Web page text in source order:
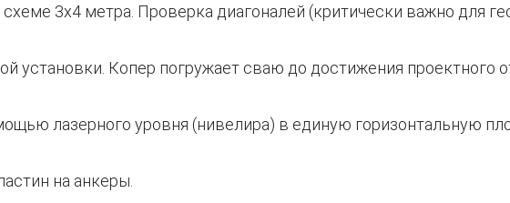
3х4 метра. Проверка диагоналей (критически важно для
установки. Копер погружает сваю до достижения проектного
лазерного уровня (нивелира) в единую горизонтальную
на анкеры.